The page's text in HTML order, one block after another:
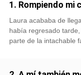
1. Rompiendo mi
Laura acababa de
había regresado
parte de la intachable
deseaba.A pesar de
un circuito completo